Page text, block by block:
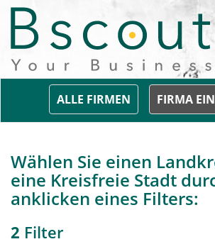
FIRMA
ALLE FIRMEN
Wählen Sie einen
eine Kreisfreie Stadt
anklicken eines Filters:
2 Filter